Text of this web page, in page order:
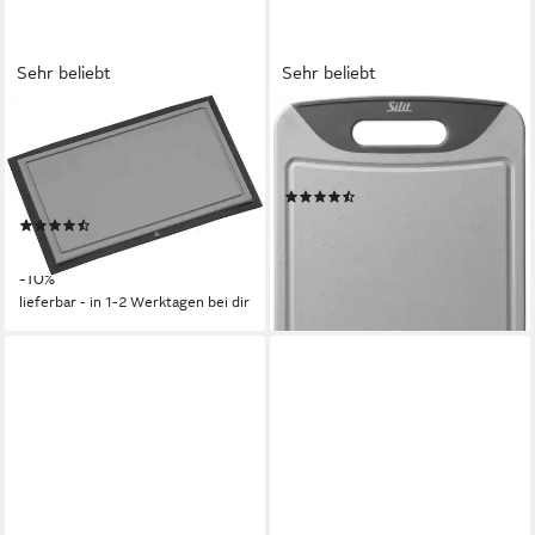
Sehr beliebt
Schneidebrett, Kunststoff, (1-
St), mit Saftrille, beidseitig
nutzbar
21,49 € UVP23,99 €
-10%
lieferbar - in 1-2 Werktagen bei dir
Sehr beliebt
SILIT
Schneidebrett, Kunststoff,
Rutschfestes Schneidebrett